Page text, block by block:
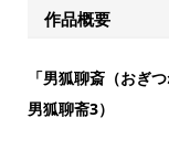
作品概要
「男狐聊斎（おぎ
男狐聊斋3）